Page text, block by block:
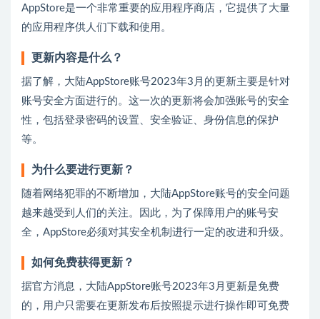
AppStore是一个非常重要的应用程序商店，它提供了大量
的应用程序供人们下载和使用。
更新内容是什么？
据了解，大陆AppStore账号2023年3月的更新主要是针对
账号安全方面进行的。这一次的更新将会加强账号的安全
性，包括登录密码的设置、安全验证、身份信息的保护
等。
为什么要进行更新？
随着网络犯罪的不断增加，大陆AppStore账号的安全问题
越来越受到人们的关注。因此，为了保障用户的账号安
全，AppStore必须对其安全机制进行一定的改进和升级。
如何免费获得更新？
据官方消息，大陆AppStore账号2023年3月更新是免费
的，用户只需要在更新发布后按照提示进行操作即可免费